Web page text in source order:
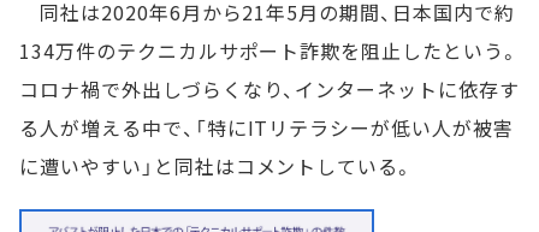
同社は2020年6月から21年5月の期間、日本国内で約
134万件のテクニカルサポート詐欺を阻止したという。
コロナ禍で外出しづらくなり、インターネットに依存す
る人が増える中で、「特にITリテラシーが低い人が被害
に遭いやすい」と同社はコメントしている。